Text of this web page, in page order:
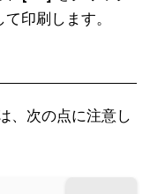
印刷します。
、次の点に注意し